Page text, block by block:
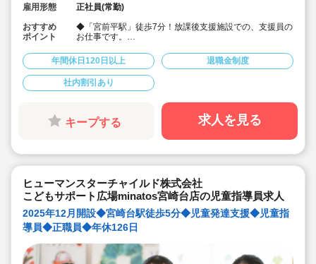
雇用形態
正社員(常勤)
おすすめ
ポイント
◆「宮前平駅」徒歩7分！放課後支援施設での、支援員の
お仕事です。
いずれかの資格をお持ちの方対象☆
◆ブランクOK！仕事復帰された方多数です！
◆未経験で月給242,000円～！/賞与年2回、昇給も年1回
あり♪
お休みを取りながら無理なく働けます。
◆産前産後休暇、育児休業、慶弔休暇あり
◆介護休暇や看護休暇、育児期間中は短時間勤務もOK！
ライフステージの変化に合わせて働きやすい！
◆制服あり！子どもたちと思い切り遊べます♪
◆誕生日お祝い品（規程あり）/永年勤続表彰/マラソン・
年間休日120日以上 退職金制度
社内割引あり
キープする 求人を見る
ヒューマンスターチャイルド株式会社
こどもサポート広場minatos宮崎台店の児童指導員求人
2025年12月開設◆宮崎台駅徒歩5分◆児童発達支援◆児童指
導員◆正職員◆年休126日